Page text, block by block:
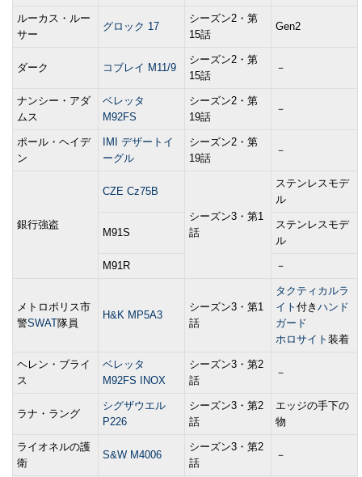
ルーカス・ルー
サー
グロック 17
シーズン2・第
15話
Gen2
ダーク コブレイ M11/9
シーズン2・第
15話
－
ナンシー・アダ
ムス
ベレッタ
M92FS
シーズン2・第
19話
－
ポール・ヘイデ
ン
IMI デザートイ
ーグル
シーズン2・第
19話
－
銀行強盗
CZE Cz75B
シーズン3・第1
話
ステンレスモデ
ル
M91S
ステンレスモデ
ル
M91R －
メトロポリス市
警SWAT隊員
H&K MP5A3
シーズン3・第1
話
タクティカルラ
イト 付き ハンド
ガード
ホロサイト 装着
ヘレン・ブライ
ス
ベレッタ
M92FS INOX
シーズン3・第2
話
－
ラナ・ラング
シグザウエル
P226
シーズン3・第2
話
エッジの手下の
物
ライオネルの護
衛
S&W M4006
シーズン3・第2
話
－